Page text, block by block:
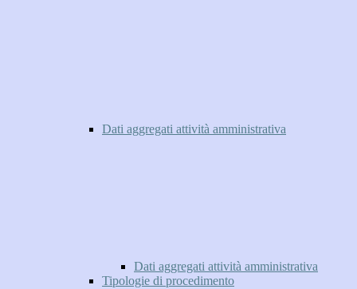
Dati aggregati attività amministrativa
Dati aggregati attività amministrativa
Tipologie di procedimento